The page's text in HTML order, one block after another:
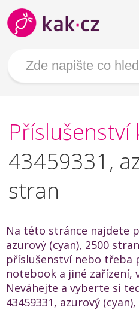
Příslušenství
43459331,
stran
Na této stránce najdete
azurový (cyan), 2500
příslušenství nebo třeba
notebook a jiné zařízení,
Neváhejte a vyberte si
43459331, azurový